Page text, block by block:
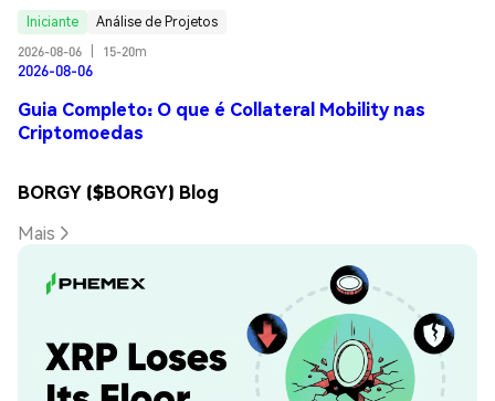
Iniciante
Análise de Projetos
2026-08-06
15-20m
2026-08-06
Guia Completo: O que é Collateral Mobility nas
Criptomoedas
BORGY ($BORGY) Blog
Mais